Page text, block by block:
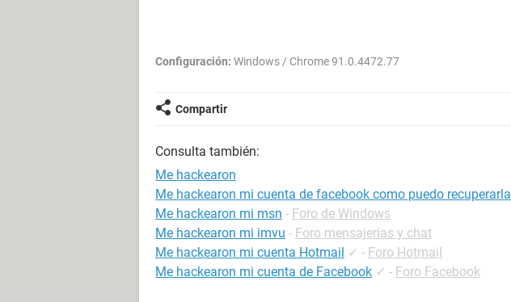
Configuración: Windows / Chrome 91.0.4472.77
Compartir
Consulta también:
Me hackearon
Me hackearon mi cuenta de facebook como puedo recuperarla
Me hackearon mi msn - Foro de Windows
Me hackearon mi imvu - Foro mensajerías y chat
Me hackearon mi cuenta Hotmail ✓ - Foro Hotmail
Me hackearon mi cuenta de Facebook ✓ - Foro Facebook